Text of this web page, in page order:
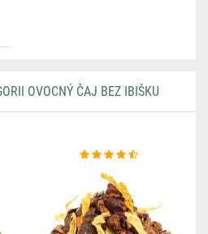
OVOCNÝ ČAJ BEZ IBIŠKU